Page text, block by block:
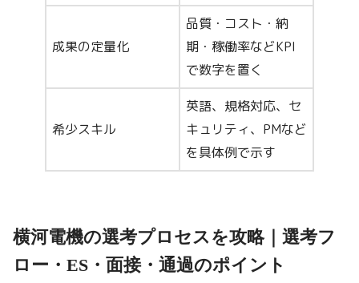
成果の定量化
品質・コスト・納
期・稼働率などKPI
で数字を置く
希少スキル
英語、規格対応、セ
キュリティ、PMなど
を具体例で示す
横河電機の選考プロセスを攻略｜選考フ
ロー・ES・面接・通過のポイント